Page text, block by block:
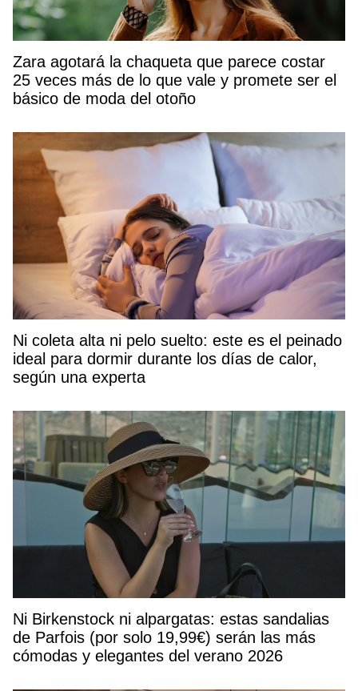
Zara agotará la chaqueta que parece costar
25 veces más de lo que vale y promete ser el
básico de moda del otoño
Ni coleta alta ni pelo suelto: este es el peinado
ideal para dormir durante los días de calor,
según una experta
Ni Birkenstock ni alpargatas: estas sandalias
de Parfois (por solo 19,99€) serán las más
cómodas y elegantes del verano 2026